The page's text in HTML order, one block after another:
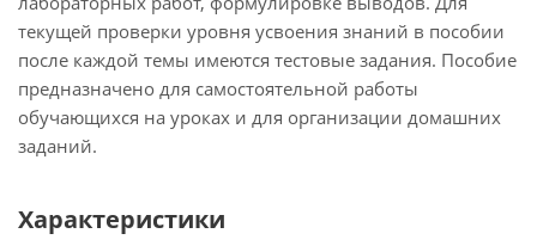
текущей проверки уровня усвоения знаний в пособии
после каждой темы имеются тестовые задания. Пособие
предназначено для самостоятельной работы
обучающихся на уроках и для организации домашних
заданий.
Характеристики